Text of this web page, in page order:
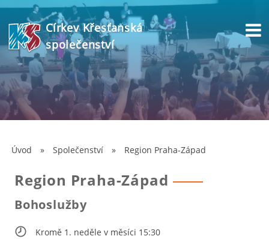
Církev Křesťanská
společenství
Úvod » Společenství » Region Praha-Západ
Region Praha-Západ
Bohoslužby
Kromě 1. neděle v měsíci 15:30